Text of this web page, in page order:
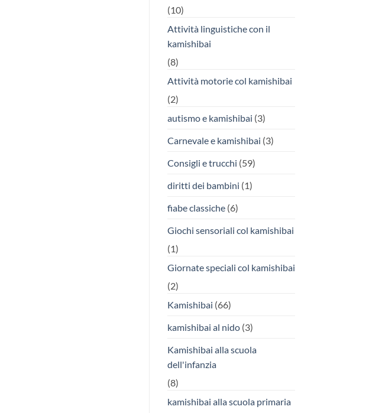
(10)
Attività linguistiche con il
kamishibai
(8)
Attività motorie col kamishibai
(2)
autismo e kamishibai (3)
Carnevale e kamishibai (3)
Consigli e trucchi (59)
diritti dei bambini (1)
fiabe classiche(6)
Giochi sensoriali col kamishibai
(1)
Giornate speciali col kamishibai
(2)
Kamishibai (66)
kamishibai al nido(3)
Kamishibai alla scuola
dell'infanzia
(8)
kamishibai alla scuola primaria